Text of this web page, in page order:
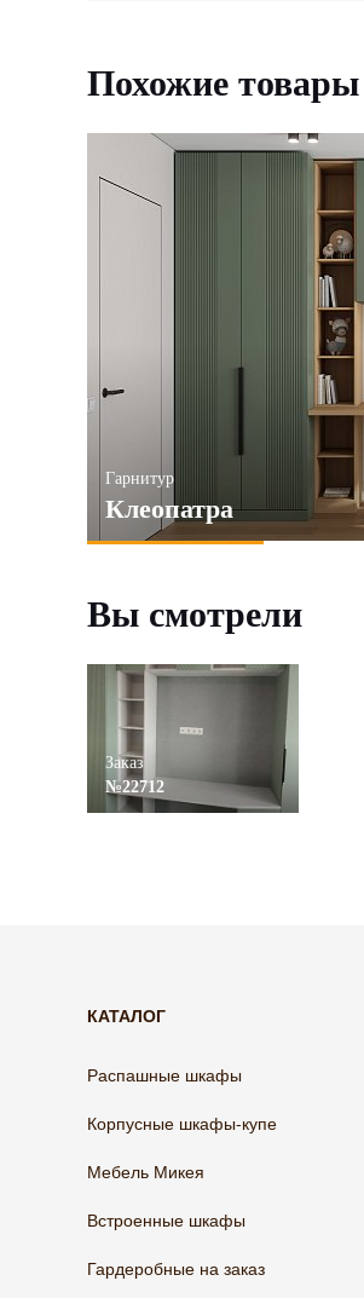
Похожие товары
Гарнитур
Клеопатра
Вы смотрели
Заказ
№22712
КАТАЛОГ
Распашные шкафы
Корпусные шкафы-купе
Мебель Микея
Встроенные шкафы
Гардеробные на заказ